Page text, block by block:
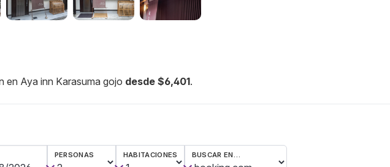
en Aya inn Karasuma gojo desde $6,401.
PERSONAS HABITACIONES BUSCAR EN…